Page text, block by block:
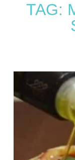
TAG: